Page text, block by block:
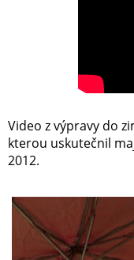
Video z výpravy do
kterou uskutečnil
2012.